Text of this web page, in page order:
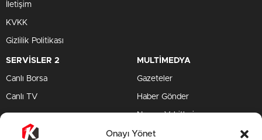
Onayı Yönet
İletişim
KVKK
Gizlilik Politikası
SERVİSLER 2
Canlı Borsa
Canlı TV
MULTİMEDYA
Gazeteler
Haber Gönder
Namaz Vakitleri
TV Yayın Akışları